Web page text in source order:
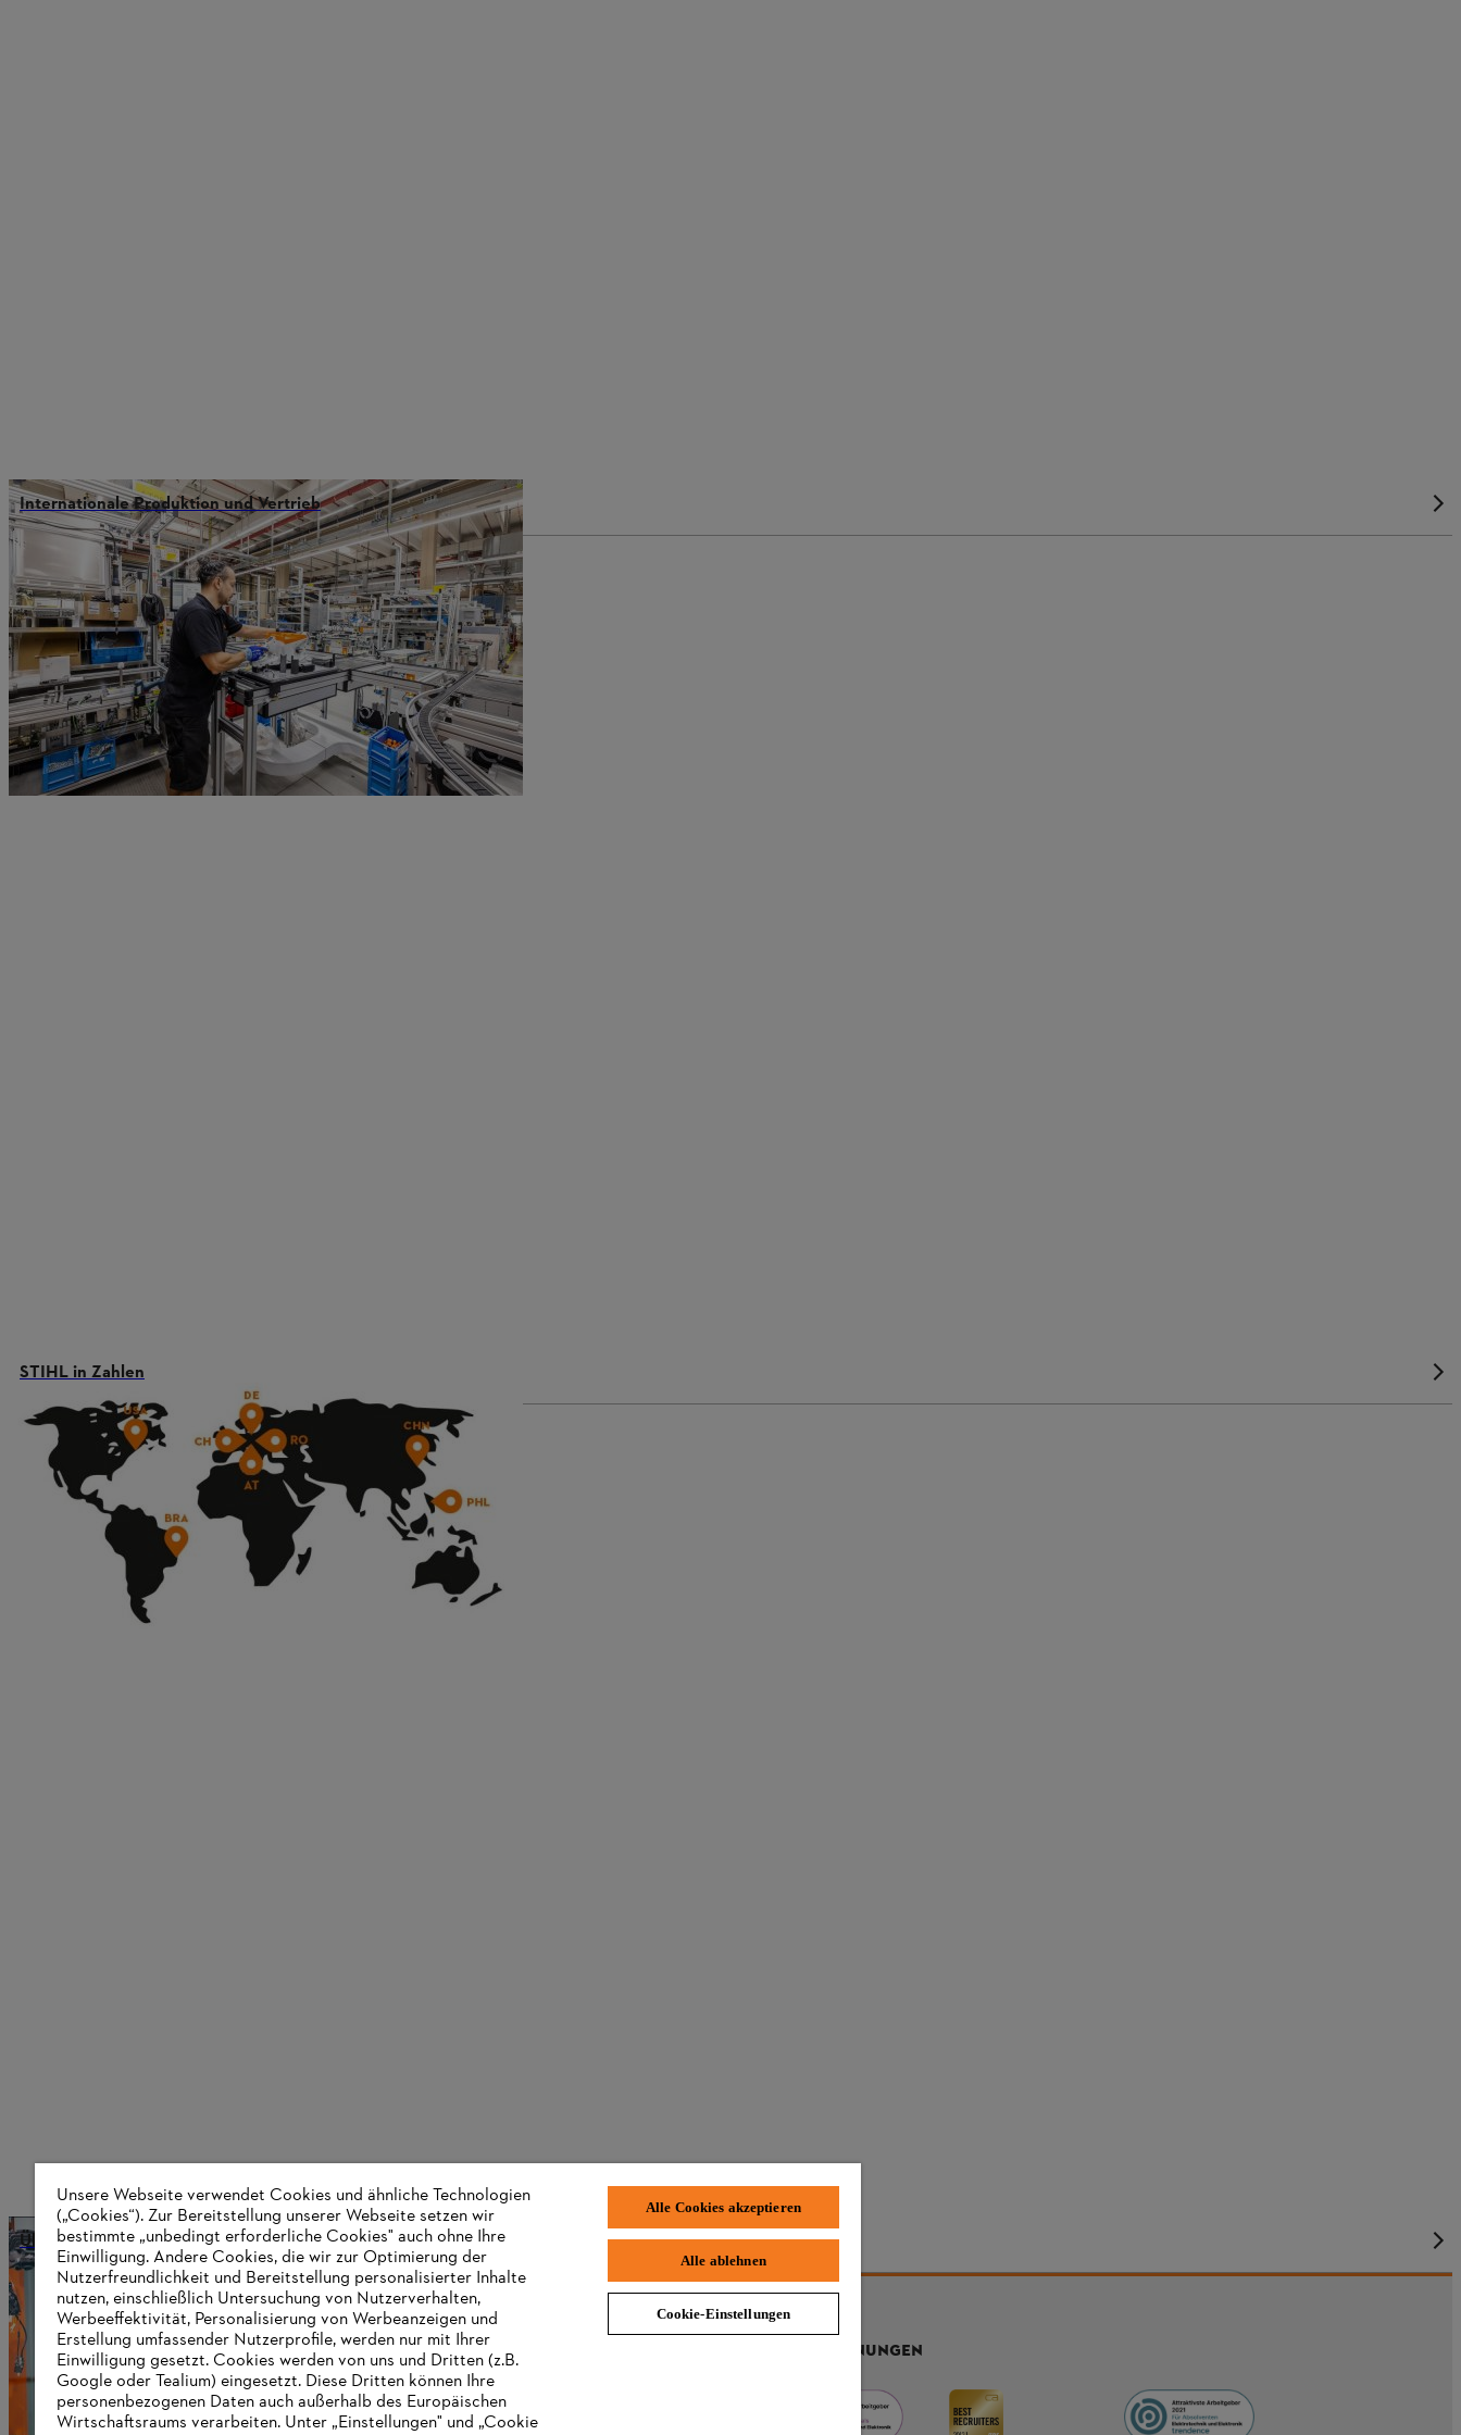
Internationale Produktion und Vertrieb
STIHL in Zahlen
Über STIHL
Informationen für Lieferanten
Produkte
Kontakt
Karriere
Hinweisgebersystem
AUSZEICHNUNGEN
Unsere Webseite verwendet Cookies und ähnliche Technologien
(„Cookies“). Zur Bereitstellung unserer Webseite setzen wir
bestimmte „unbedingt erforderliche Cookies" auch ohne Ihre
Einwilligung. Andere Cookies, die wir zur Optimierung der
Nutzerfreundlichkeit und Bereitstellung personalisierter Inhalte
nutzen, einschließlich Untersuchung von Nutzerverhalten,
Werbeeffektivität, Personalisierung von Werbeanzeigen und
Erstellung umfassender Nutzerprofile, werden nur mit Ihrer
Einwilligung gesetzt. Cookies werden von uns und Dritten (z.B.
Google oder Tealium) eingesetzt. Diese Dritten können Ihre
personenbezogenen Daten auch außerhalb des Europäischen
Wirtschaftsraums verarbeiten. Unter „Einstellungen" und „Cookie
Alle Cookies akzeptieren
Alle ablehnen
Cookie-Einstellungen